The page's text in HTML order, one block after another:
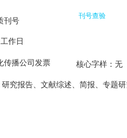
刊号 刊号查验
作日
传播公司发票
核心字样：无
究报告、文献综述、简报、专题